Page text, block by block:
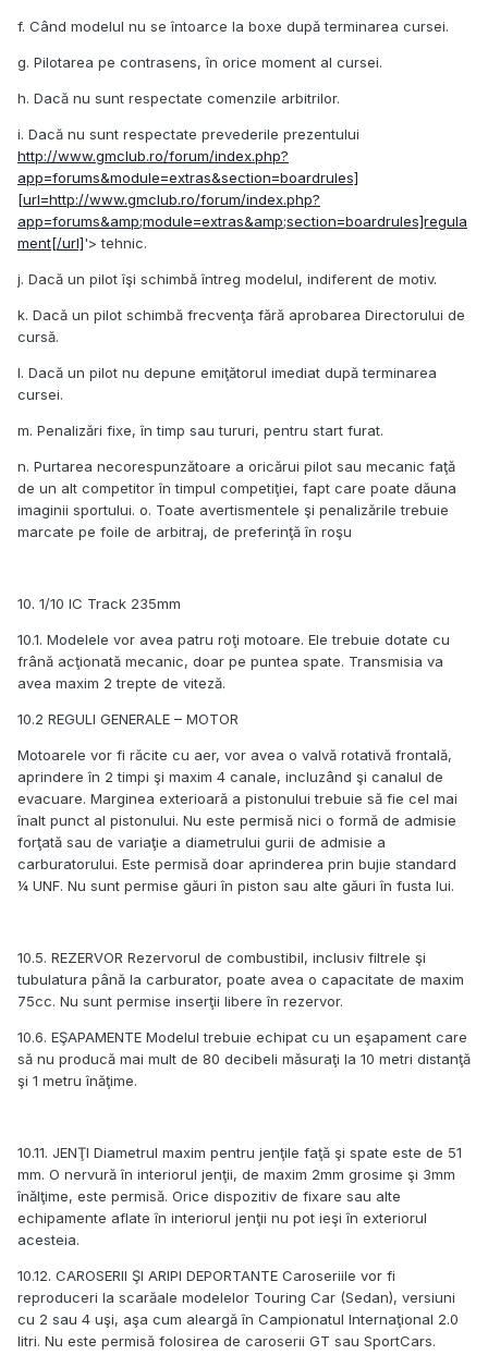
f. Când modelul nu se întoarce la boxe după terminarea cursei.
g. Pilotarea pe contrasens, în orice moment al cursei.
h. Dacă nu sunt respectate comenzile arbitrilor.
i. Dacă nu sunt respectate prevederile prezentului
http://www.gmclub.ro/forum/index.php?
app=forums&module=extras&section=boardrules]
[url=http://www.gmclub.ro/forum/index.php?
app=forums&amp;module=extras&amp;section=boardrules]regula
ment[/url]'> tehnic.
j. Dacă un pilot îşi schimbă întreg modelul, indiferent de motiv.
k. Dacă un pilot schimbă frecvenţa fără aprobarea Directorului de
cursă.
l. Dacă un pilot nu depune emiţătorul imediat după terminarea
cursei.
m. Penalizări fixe, în timp sau tururi, pentru start furat.
n. Purtarea necorespunzătoare a oricărui pilot sau mecanic faţă
de un alt competitor în timpul competiţiei, fapt care poate dăuna
imaginii sportului. o. Toate avertismentele şi penalizările trebuie
marcate pe foile de arbitraj, de preferinţă în roşu
10. 1/10 IC Track 235mm
10.1. Modelele vor avea patru roţi motoare. Ele trebuie dotate cu
frână acţionată mecanic, doar pe puntea spate. Transmisia va
avea maxim 2 trepte de viteză.
10.2 REGULI GENERALE – MOTOR
Motoarele vor fi răcite cu aer, vor avea o valvă rotativă frontală,
aprindere în 2 timpi şi maxim 4 canale, incluzând şi canalul de
evacuare. Marginea exterioară a pistonului trebuie să fie cel mai
înalt punct al pistonului. Nu este permisă nici o formă de admisie
forţată sau de variaţie a diametrului gurii de admisie a
carburatorului. Este permisă doar aprinderea prin bujie standard
¼ UNF. Nu sunt permise găuri în piston sau alte găuri în fusta lui.
10.5. REZERVOR Rezervorul de combustibil, inclusiv filtrele şi
tubulatura până la carburator, poate avea o capacitate de maxim
75cc. Nu sunt permise inserţii libere în rezervor.
10.6. EŞAPAMENTE Modelul trebuie echipat cu un eşapament care
să nu producă mai mult de 80 decibeli măsuraţi la 10 metri distanţă
şi 1 metru înăţime.
10.11. JENŢI Diametrul maxim pentru jenţile faţă şi spate este de 51
mm. O nervură în interiorul jenţii, de maxim 2mm grosime şi 3mm
înălţime, este permisă. Orice dispozitiv de fixare sau alte
echipamente aflate în interiorul jenţii nu pot ieşi în exteriorul
acesteia.
10.12. CAROSERII ŞI ARIPI DEPORTANTE Caroseriile vor fi
reproduceri la scarăale modelelor Touring Car (Sedan), versiuni
cu 2 sau 4 uşi, aşa cum aleargă în Campionatul Internaţional 2.0
litri. Nu este permisă folosirea de caroserii GT sau SportCars.